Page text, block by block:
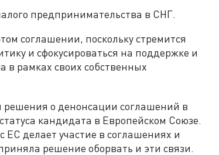
предпринимательства в СНГ.
соглашении, поскольку стремится
и сфокусироваться на поддержке и
в рамках своих собственных
решения о денонсации соглашений в
кандидата в Европейском Союзе.
делает участие в соглашениях и
решение оборвать и эти связи.